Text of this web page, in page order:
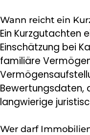
Wann reicht ein
Ein Kurzgutachten
Einschätzung bei
familiäre
Bewertungsdaten,
langwierige
Wer darf